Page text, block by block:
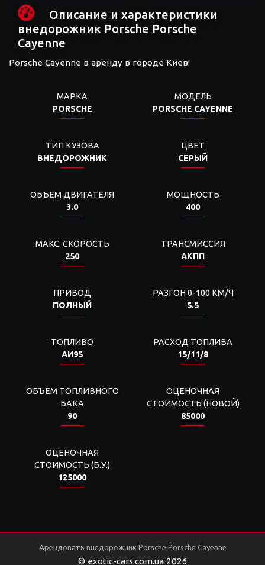
Описание и характеристики
внедорожник Porsche Porsche
Cayenne
Porsche Cayenne в аренду в городе Киев!
МАРКА
PORSCHE
МОДЕЛЬ
PORSCHE CAYENNE
ТИП КУЗОВА
ВНЕДОРОЖНИК
ЦВЕТ
СЕРЫЙ
ОБЪЕМ ДВИГАТЕЛЯ
3.0
МОЩНОСТЬ
400
МАКС. СКОРОСТЬ
250
ТРАНСМИССИЯ
АКПП
ПРИВОД
ПОЛНЫЙ
РАЗГОН 0-100 КМ/Ч
5.5
ТОПЛИВО
АИ95
РАСХОД ТОПЛИВА
15/11/8
ОБЪЕМ ТОПЛИВНОГО
БАКА
90
ОЦЕНОЧНАЯ
СТОИМОСТЬ (НОВОЙ)
85000
ОЦЕНОЧНАЯ
СТОИМОСТЬ (Б.У.)
125000
Арендовать внедорожник Porsche Porsche Cayenne
© exotic-cars.com.ua 2026